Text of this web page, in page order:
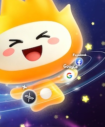
速器
雷霆加速
狂飙加速器
度 快鸭加速器
quickq
蘑菇加速器官网
npv加速
ios加速器